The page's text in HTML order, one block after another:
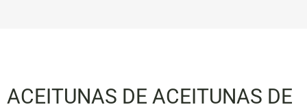
ACEITUNAS DE ACEITUNAS DE